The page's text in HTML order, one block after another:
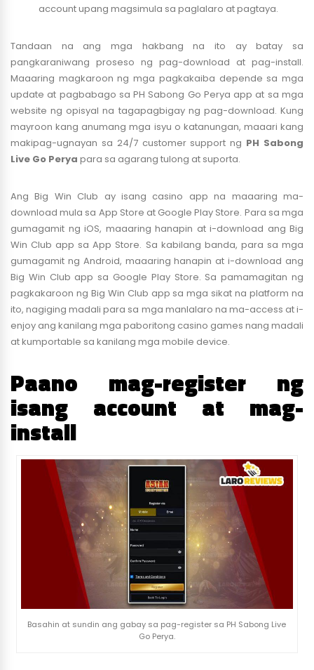
account upang magsimula sa paglalaro at pagtaya.
Tandaan na ang mga hakbang na ito ay batay sa
pangkaraniwang proseso ng pag-download at pag-install.
Maaaring magkaroon ng mga pagkakaiba depende sa mga
update at pagbabago sa PH Sabong Go Perya app at sa mga
website ng opisyal na tagapagbigay ng pag-download. Kung
mayroon kang anumang mga isyu o katanungan, maaari kang
makipag-ugnayan sa 24/7 customer support ng PH Sabong
Live Go Perya para sa agarang tulong at suporta.
Ang Big Win Club ay isang casino app na maaaring ma-
download mula sa App Store at Google Play Store. Para sa mga
gumagamit ng iOS, maaaring hanapin at i-download ang Big
Win Club app sa App Store. Sa kabilang banda, para sa mga
gumagamit ng Android, maaaring hanapin at i-download ang
Big Win Club app sa Google Play Store. Sa pamamagitan ng
pagkakaroon ng Big Win Club app sa mga sikat na platform na
ito, nagiging madali para sa mga manlalaro na ma-access at i-
enjoy ang kanilang mga paboritong casino games nang madali
at kumportable sa kanilang mga mobile device.
Paano mag-register ng
isang account at mag-
install
Basahin at sundin ang gabay sa pag-register sa PH Sabong Live
Go Perya.